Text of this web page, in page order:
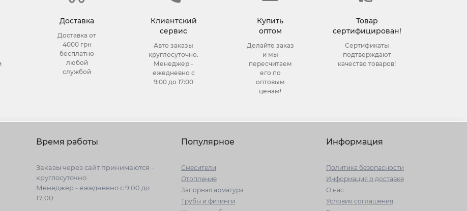
Доставка
Доставка от
4000 грн
бесплатно
любой
службой
Клиентский
сервис
Авто заказы
круглосуточно.
Менеджер -
ежедневно с
9:00 до 17:00
Купить
оптом
Делайте заказ
и мы
пересчитаем
его по
оптовым
ценам!
Товар
сертифицирован!
Сертификаты
подтверждают
качество товаров!
Время работы
Заказы через сайт принимаются -
круглосуточно
Менеджер - ежедневно с 9:00 до
17:00
Популярное
Cмесители
Отопление
Запорная арматура
Трубы и фитинги
Информация
Политика безопасности
Информация о доставке
О нас
Условия соглашения